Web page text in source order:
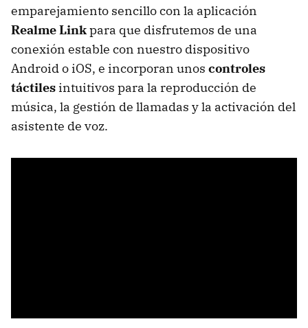
emparejamiento sencillo con la aplicación
Realme Linkpara que disfrutemos de una
conexión estable con nuestro dispositivo
Android o iOS, e incorporan unos controles
táctiles intuitivos para la reproducción de
música, la gestión de llamadas y la activación del
asistente de voz.